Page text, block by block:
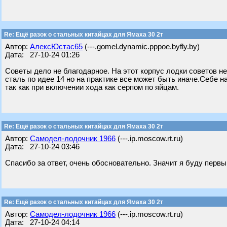
Re: Ещё разок о стальных китайцах для Ямаха 30 2т
Автор: АлексЮстас65 (---.gomel.dynamic.pppoe.byfly.by)
Дата: 27-10-24 01:26
Советы дело не благодарное. На этот корпус лодки советов
сталь по идее 14 но на практике все может быть иначе.Себе
так как при включении хода как серпом по яйцам.
Re: Ещё разок о стальных китайцах для Ямаха 30 2т
Автор: Самодел-лодочник 1966 (---.ip.moscow.rt.ru)
Дата: 27-10-24 03:46
Спасибо за ответ, очень обосновательно. Значит я буду
Re: Ещё разок о стальных китайцах для Ямаха 30 2т
Автор: Самодел-лодочник 1966 (---.ip.moscow.rt.ru)
Дата: 27-10-24 04:14